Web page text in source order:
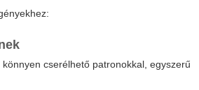
cserélhető patronokkal, egyszerű